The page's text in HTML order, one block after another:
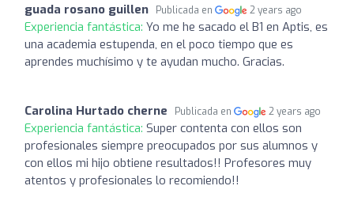
guada rosano guillen Publicada en 2 years ago
Experiencia fantástica: Yo me he sacado el B1 en Aptis, es
una academia estupenda, en el poco tiempo que es
aprendes muchísimo y te ayudan mucho. Gracias.
Carolina Hurtado cherne Publicada en 2 years ago
Experiencia fantástica: Super contenta con ellos son
profesionales siempre preocupados por sus alumnos y
con ellos mi hijo obtiene resultados!! Profesores muy
atentos y profesionales lo recomiendo!!